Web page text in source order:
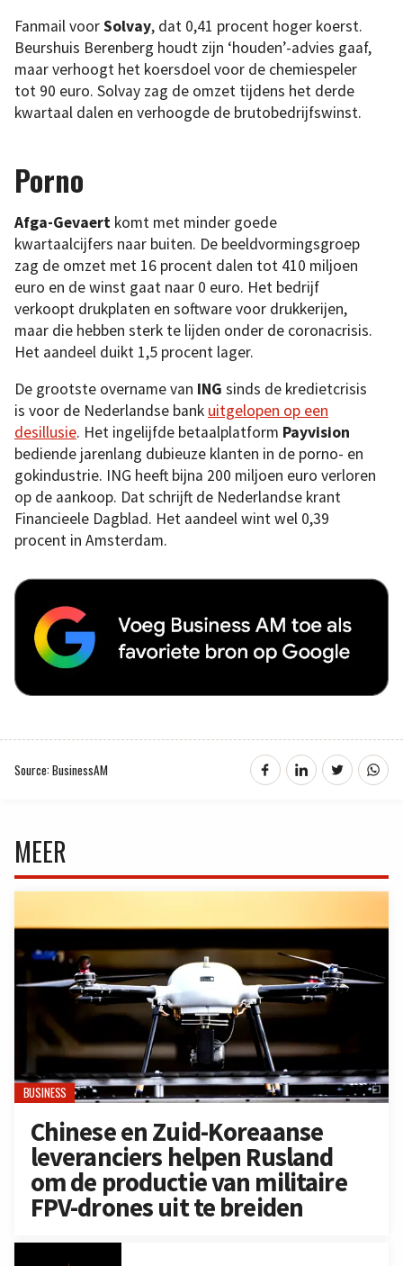
Fanmail voorSolvay, dat 0,41 procent hoger koerst.
Beurshuis Berenberg houdt zijn ‘houden’-advies gaaf,
maar verhoogt het koersdoel voor de chemiespeler
tot 90 euro. Solvay zag de omzet tijdens het derde
kwartaal dalen en verhoogde de brutobedrijfswinst.
Porno
Afga-Gevaert komt met minder goede
kwartaalcijfers naar buiten. De beeldvormingsgroep
zag de omzet met 16 procent dalen tot 410 miljoen
euro en de winst gaat naar 0 euro. Het bedrijf
verkoopt drukplaten en software voor drukkerijen,
maar die hebben sterk te lijden onder de coronacrisis.
Het aandeel duikt 1,5 procent lager.
De grootste overname van ING sinds de kredietcrisis
is voor de Nederlandse bank uitgelopen op een
desillusie. Het ingelijfde betaalplatform Payvision
bediende jarenlang dubieuze klanten in de porno- en
gokindustrie. ING heeft bijna 200 miljoen euro verloren
op de aankoop. Dat schrijft de Nederlandse krant
Financieele Dagblad. Het aandeel wint wel 0,39
procent in Amsterdam.
Source: BusinessAM
MEER
BUSINESS
Chinese en Zuid-Koreaanse
leveranciers helpen Rusland
om de productie van militaire
FPV-drones uit te breiden